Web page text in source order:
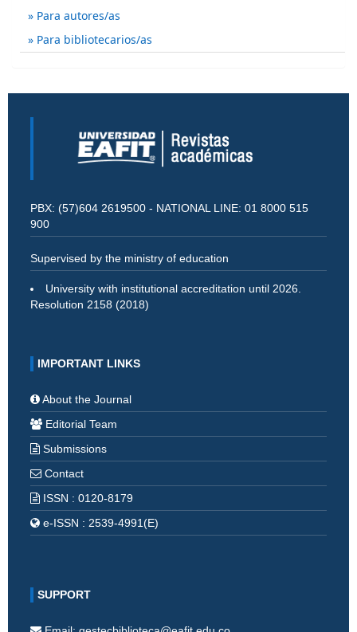
Para autores/as
Para bibliotecarios/as
PBX: (57)604 2619500 - NATIONAL LINE: 01 8000 515
900
Supervised by the ministry of education
University with institutional accreditation until 2026.
Resolution 2158 (2018)
IMPORTANT LINKS
About the Journal
Editorial Team
Submissions
Contact
ISSN : 0120-8179
e-ISSN : 2539-4991(E)
SUPPORT